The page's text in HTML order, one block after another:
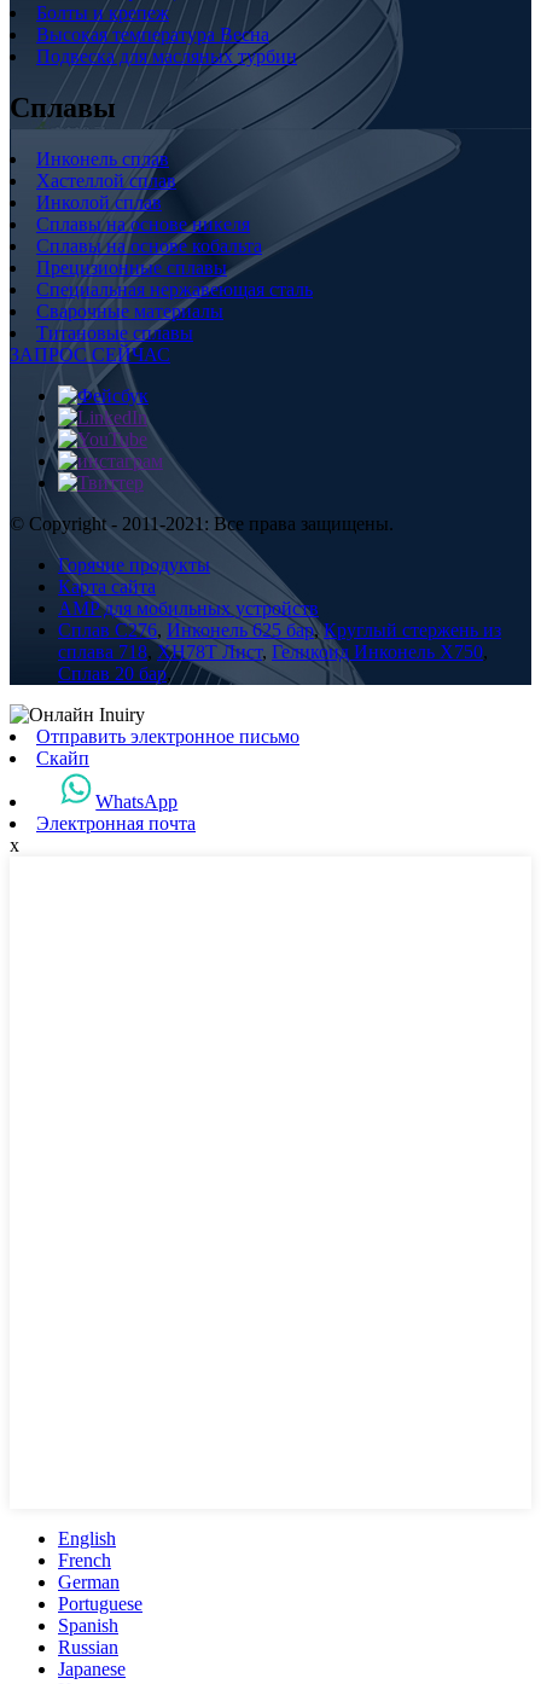
Болты и крепеж
Высокая температура Весна
Подвеска для масляных турбин
Сплавы
Инконель сплав
Хастеллой сплав
Инколой сплав
Сплавы на основе никеля
Сплавы на основе кобальта
Прецизионные сплавы
Специальная нержавеющая сталь
Сварочные материалы
Титановые сплавы
ЗАПРОС СЕЙЧАС
© Copyright - 2011-2021: Все права защищены.
Горячие продукты
Карта сайта
AMP для мобильных устройств
Сплав С276, Инконель 625 бар,Круглый стержень из
сплава 718, XH78T Лист, Геликоид Инконель X750,
Сплав 20 бар,
Отправить электронное письмо
Скайп
WhatsApp
Электронная почта
x
English
French
German
Portuguese
Spanish
Russian
Japanese